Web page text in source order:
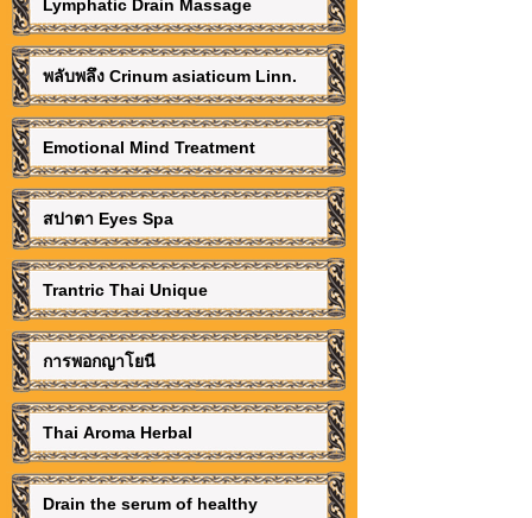
Lymphatic Drain Massage
พลับพลึง Crinum asiaticum Linn.
Emotional Mind Treatment
สปาตา Eyes Spa
Trantric Thai Unique
การพอกญาโยนี
Thai Aroma Herbal
Drain the serum of healthy